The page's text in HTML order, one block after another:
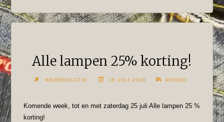
%
Alle lampen 25% korting!
WEBREDACTIE 16 JULI 2026 PROMO
Komende week, tot en met zaterdag 25 juli Alle lampen 25 %
korting!